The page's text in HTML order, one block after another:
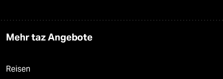
Mehr taz Angebote
Reisen